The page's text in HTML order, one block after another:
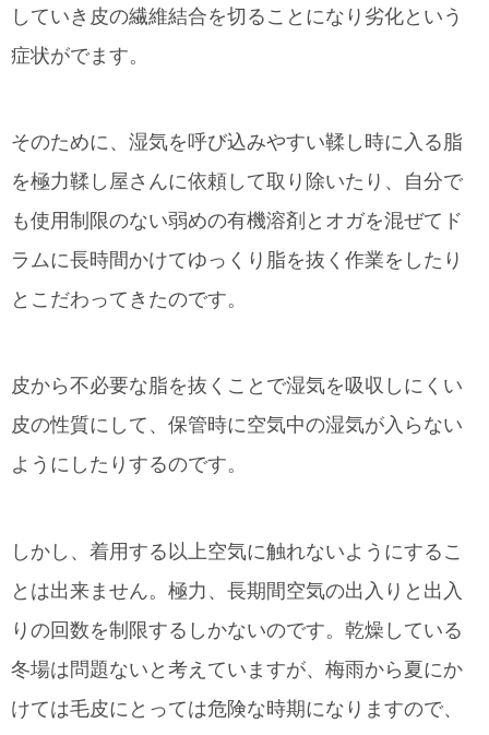
していき皮の繊維結合を切ることになり劣化という
症状がでます。
そのために、湿気を呼び込みやすい鞣し時に入る脂
を極力鞣し屋さんに依頼して取り除いたり、自分で
も使用制限のない弱めの有機溶剤とオガを混ぜてド
ラムに長時間かけてゆっくり脂を抜く作業をしたり
とこだわってきたのです。
皮から不必要な脂を抜くことで湿気を吸収しにくい
皮の性質にして、保管時に空気中の湿気が入らない
ようにしたりするのです。
しかし、着用する以上空気に触れないようにするこ
とは出来ません。極力、長期間空気の出入りと出入
りの回数を制限するしかないのです。乾燥している
冬場は問題ないと考えていますが、梅雨から夏にか
けては毛皮にとっては危険な時期になりますので、